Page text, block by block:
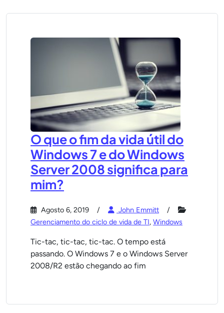
O que o fim da vida útil do
Windows 7 e do Windows
Server 2008 significa para
mim?
Agosto 6, 2019
John Emmitt
Gerenciamento do ciclo de vida de TI, Windows
Tic-tac, tic-tac, tic-tac. O tempo está
passando. O Windows 7 e o Windows Server
2008/R2 estão chegando ao fim